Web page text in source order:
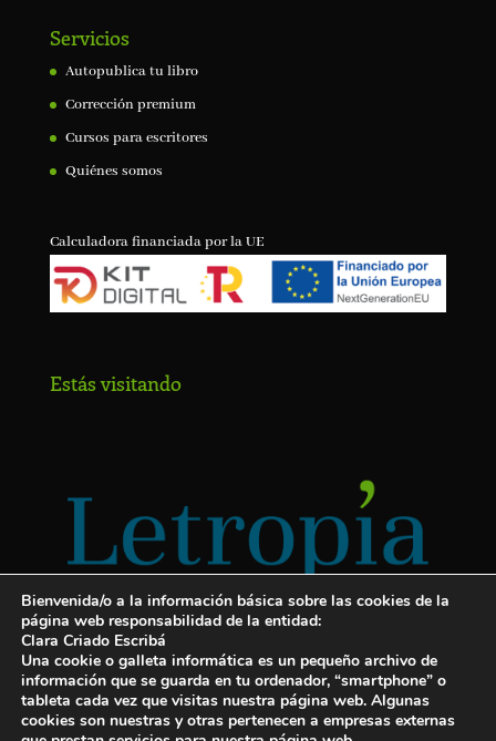
Servicios
Autopublica tu libro
Corrección premium
Cursos para escritores
Quiénes somos
Calculadora financiada por la UE
Estás visitando
Servicios para escritores
Bienvenida/o a la información básica sobre las cookies de la
página web responsabilidad de la entidad:
Clara Criado Escribá
Una cookie o galleta informática es un pequeño archivo de
información que se guarda en tu ordenador, “smartphone” o
tableta cada vez que visitas nuestra página web. Algunas
cookies son nuestras y otras pertenecen a empresas externas